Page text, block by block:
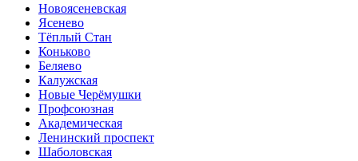
Новоясеневская
Ясенево
Тёплый Стан
Коньково
Беляево
Калужская
Новые Черёмушки
Профсоюзная
Академическая
Ленинский проспект
Шаболовская